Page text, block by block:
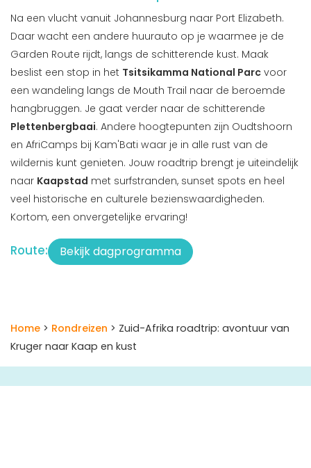
Na een vlucht vanuit Johannesburg naar Port Elizabeth.
Daar wacht een andere huurauto op je waarmee je de
Garden Route rijdt, langs de schitterende kust. Maak
beslist een stop in het Tsitsikamma National Parc voor
een wandeling langs de Mouth Trail naar de beroemde
hangbruggen. Je gaat verder naar de schitterende
Plettenbergbaai. Andere hoogtepunten zijn Oudtshoorn
en AfriCamps bij Kam'Bati waar je in alle rust van de
wildernis kunt genieten. Jouw roadtrip brengt je uiteindelijk
naar Kaapstad met surfstranden, sunset spots en heel
veel historische en culturele bezienswaardigheden.
Kortom, een onvergetelijke ervaring!
Route: Bekijk dagprogramma
Home > Rondreizen > Zuid-Afrika roadtrip: avontuur van
Kruger naar Kaap en kust